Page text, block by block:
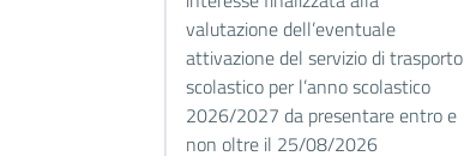
valutazione dell’eventuale
attivazione del servizio di trasporto
scolastico per l’anno scolastico
2026/2027 da presentare entro e
non oltre il 25/08/2026